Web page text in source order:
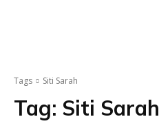
Tags Siti Sarah
Tag: Siti Sarah